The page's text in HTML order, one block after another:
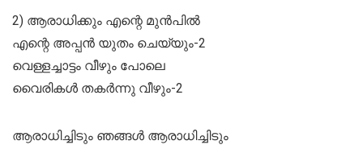
2) ആരാധിക്കും എന്റെ മുൻപിൽ
എന്റെ അപ്പൻ യുതം ചെയ്യും-2
വെള്ളച്ചാട്ടം വീഴും പോലെ
വൈരികൾ തകർന്നു വീഴും-2
ആരാധിച്ചിടും ഞങ്ങൾ ആരാധിച്ചിടും